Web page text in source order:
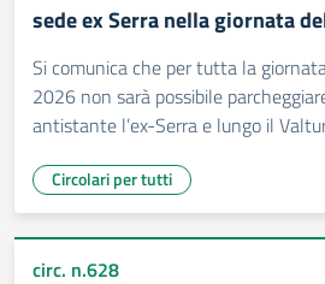
sede ex Serra nella giornata
Si comunica che per tutta la
2026 non sarà possibile
antistante l’ex-Serra e lungo il
Circolari per tutti
circ. n.628